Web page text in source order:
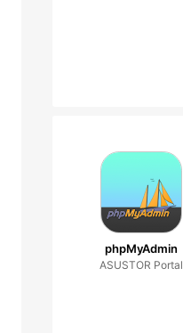
phpMyAdmin
ASUSTOR Portal